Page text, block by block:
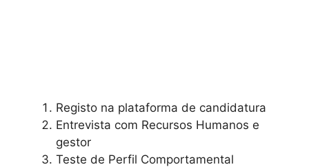
Registo na plataforma de candidatura
Entrevista com Recursos Humanos e
gestor
Teste de Perfil Comportamental